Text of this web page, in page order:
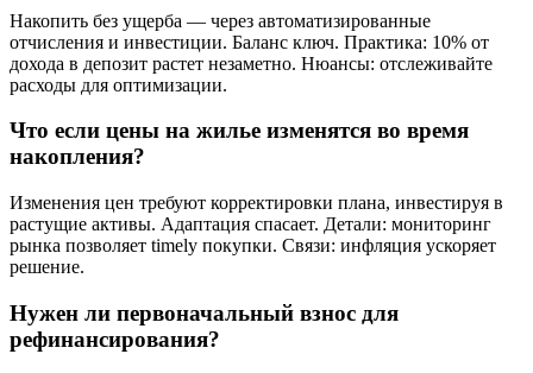
Накопить без ущерба — через автоматизированные
отчисления и инвестиции. Баланс ключ. Практика: 10% от
дохода в депозит растет незаметно. Нюансы: отслеживайте
расходы для оптимизации.
Что если цены на жилье изменятся во время
накопления?
Изменения цен требуют корректировки плана, инвестируя в
растущие активы. Адаптация спасает. Детали: мониторинг
рынка позволяет timely покупки. Связи: инфляция ускоряет
решение.
Нужен ли первоначальный взнос для
рефинансирования?